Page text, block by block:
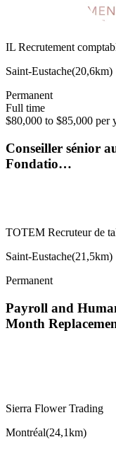
IL Recrutement
Saint-Eustache(20,6km)
Permanent
Full time
$80,000 to $85,000 per
Conseiller sénior
Fondatio…
TOTEM Recruteur de
Saint-Eustache(21,5km)
Permanent
Payroll and
Month
Sierra Flower Trading
Montréal(24,1km)